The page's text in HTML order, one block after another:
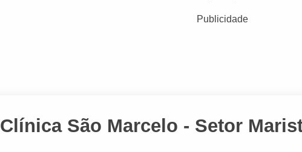
Publicidade
Clínica São Marcelo - Setor